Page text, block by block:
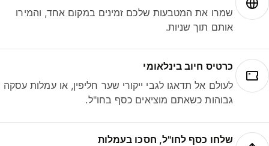
שמרו את המטבעות שלכם זמינים במקום אחד, והמירו
אותם תוך שניות.
כרטיס חיוב בינלאומי
לעולם אל תדאגו לגבי ייקורי שער חליפין, או עמלות עסקה
גבוהות כשאתם מוציאים כסף בחו"ל.
שלחו כסף לחו"ל, חסכו בעמלות